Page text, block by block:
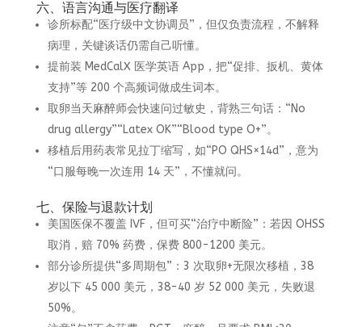
六、语言沟通与医疗翻译
诊所标配“医疗级中文协调员”，但仅负责流程，不解释
病理，关键谈话仍需自己听懂。
提前装 MedCalX 医学英语 App，把“促排、扳机、黄体
支持”等 200 个高频词做成生词本。
取卵当天麻醉师会快速问过敏史，背熟三句话：“No
drug allergy”“Latex OK”“Blood type O+”。
移植后用药表常见拉丁缩写，如“PO QHS×14d”，意为
“口服每晚一次连用 14 天”，不懂就问。
七、保险与退款计划
美国医保不覆盖 IVF，但可买“治疗中断险”：若因 OHSS
取消，赔 70% 药费，保费 800-1200 美元。
部分诊所提供“多周期包”：3 次取卵+无限次移植，38
岁以下 45 000 美元，38-40 岁 52 000 美元，失败退
50%。